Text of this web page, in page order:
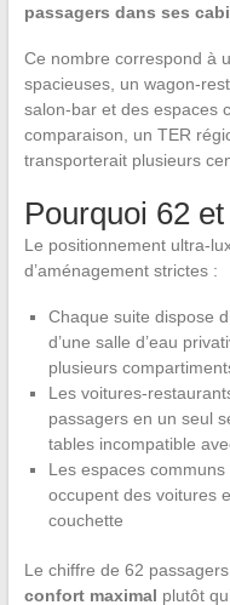
passagers dans ses
Ce nombre correspond à
spacieuses, un wagon-
salon-bar et des espaces
comparaison, un TER
transporterait plusieurs
Pourquoi 62
Le positionnement ultra-
d’aménagement strictes :
Chaque suite dispose
d’une salle d’eau
plusieurs
Les voitures-
passagers en un seul
tables incompatible
Les espaces
occupent des voitures
couchette
Le chiffre de 62
confort maximal plutôt